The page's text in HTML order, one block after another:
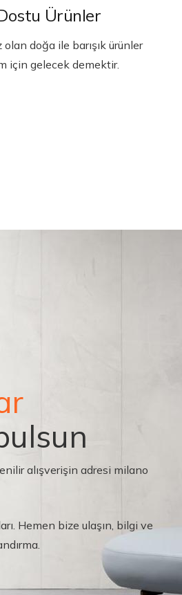
Ürünler
olan doğa ile barışık ürünler
için gelecek demektir.
alışverişin adresi milano
Hemen bize ulaşın, bilgi ve